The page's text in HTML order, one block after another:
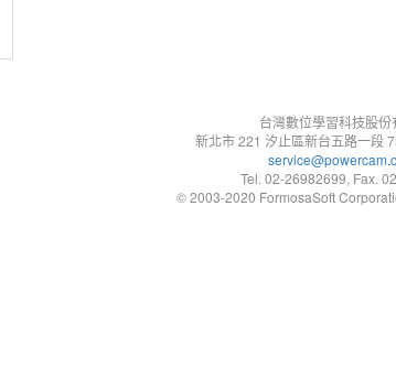
台灣數位學習科技股份
新北市 221 汐止區新台五路一段
Tel. 02-26982699, Fax.
© 2003-2020 FormosaSoft